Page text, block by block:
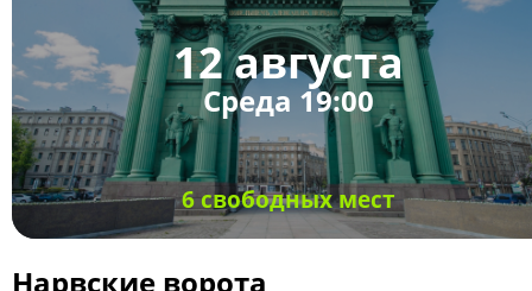
12 августа
Среда 19:00
6 свободных мест
Нарвские ворота